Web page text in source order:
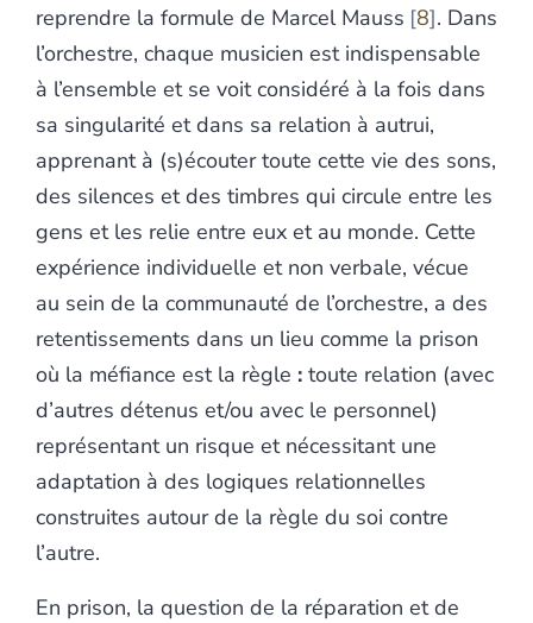
reprendre la formule de Marcel Mauss 8 . Dans
l’orchestre, chaque musicien est indispensable
à l’ensemble et se voit considéré à la fois dans
sa singularité et dans sa relation à autrui,
apprenant à (s)écouter toute cette vie des sons,
des silences et des timbres qui circule entre les
gens et les relie entre eux et au monde. Cette
expérience individuelle et non verbale, vécue
au sein de la communauté de l’orchestre, a des
retentissements dans un lieu comme la prison
où la méfiance est la règle : toute relation (avec
d’autres détenus et/ou avec le personnel)
représentant un risque et nécessitant une
adaptation à des logiques relationnelles
construites autour de la règle du soi contre
l’autre.
En prison, la question de la réparation et de